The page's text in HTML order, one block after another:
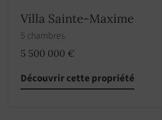
Villa Sainte-Maxime
5 chambres
5 500 000 €
Découvrir cette propriété